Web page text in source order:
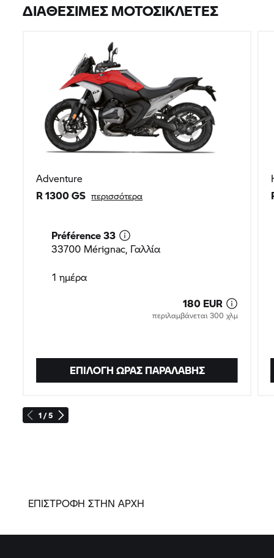
ΔΙΑΘΈΣΙΜΕΣ ΜΟΤΟΣΙΚΛΈΤΕΣ
1 / 5
ΕΠΙΛΟΓΉ ΏΡΑΣ ΠΑΡΑΛΑΒΉΣ
Adventure
R 1300 GS περισσότερα
Préférence 33
33700 Mérignac, Γαλλία
1 ημέρα
180 EUR
περιλαμβάνεται 300 χλμ
ΕΠΙΣΤΡΟΦΗ ΣΤΗΝ ΑΡΧΗ